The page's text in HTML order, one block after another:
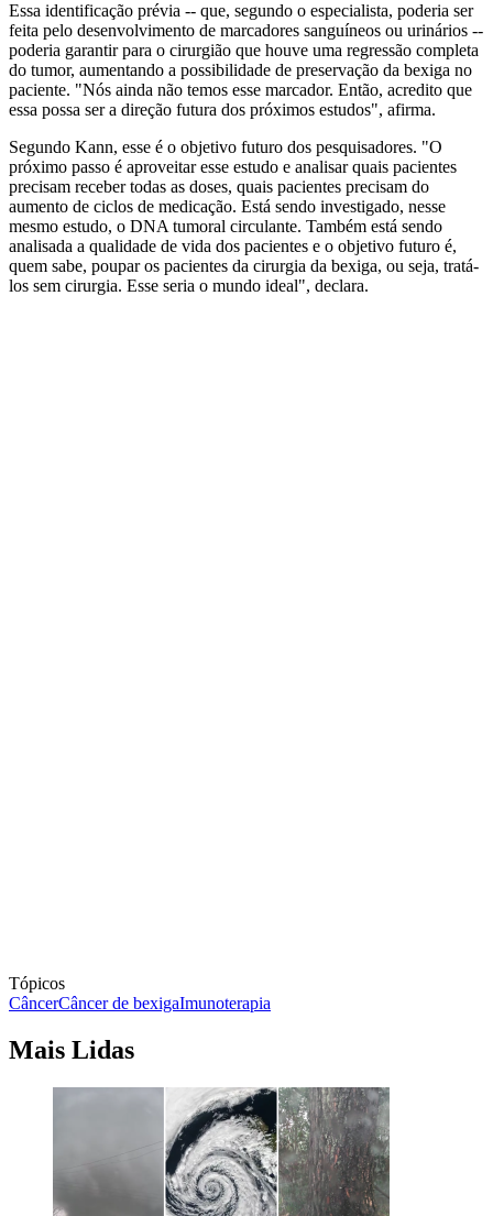
Essa identificação prévia -- que, segundo o especialista, poderia ser
feita pelo desenvolvimento de marcadores sanguíneos ou urinários --
poderia garantir para o cirurgião que houve uma regressão completa
do tumor, aumentando a possibilidade de preservação da bexiga no
paciente. "Nós ainda não temos esse marcador. Então, acredito que
essa possa ser a direção futura dos próximos estudos", afirma.
Segundo Kann, esse é o objetivo futuro dos pesquisadores. "O
próximo passo é aproveitar esse estudo e analisar quais pacientes
precisam receber todas as doses, quais pacientes precisam do
aumento de ciclos de medicação. Está sendo investigado, nesse
mesmo estudo, o DNA tumoral circulante. Também está sendo
analisada a qualidade de vida dos pacientes e o objetivo futuro é,
quem sabe, poupar os pacientes da cirurgia da bexiga, ou seja, tratá-
los sem cirurgia. Esse seria o mundo ideal", declara.
Tópicos
CâncerCâncer de bexigaImunoterapia
Mais Lidas